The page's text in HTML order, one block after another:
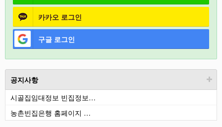
카카오 로그인
구글 로그인
공지사항
시골집임대정보 빈집정보…
농촌빈집은행 홈페이지 …